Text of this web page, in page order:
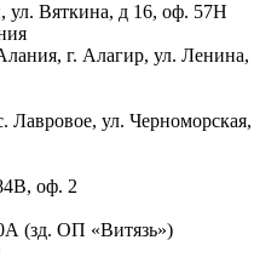
ул. Вяткина, д 16, оф. 57Н
г. Алагир, ул. Ленина,
ул. Черноморская,
оф. 2
(зд. ОП «Витязь»)